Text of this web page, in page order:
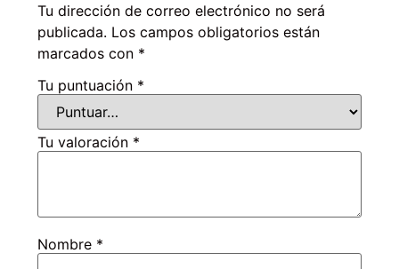
Tu dirección de correo electrónico no será
publicada. Los campos obligatorios están
marcados con *
Tu puntuación *
Tu valoración *
Nombre *